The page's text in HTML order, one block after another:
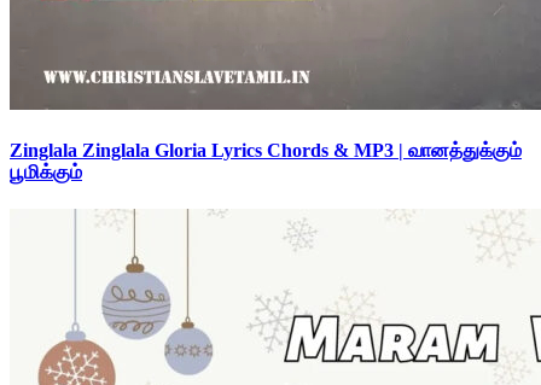
Zinglala Zinglala Gloria Lyrics Chords & MP3 | வானத்துக்கும்
பூமிக்கும்